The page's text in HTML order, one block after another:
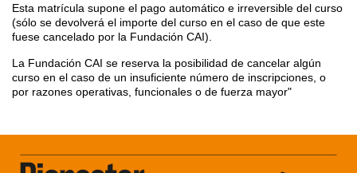
Esta matrícula supone el pago automático e irreversible del curso
(sólo se devolverá el importe del curso en el caso de que este
fuese cancelado por la Fundación CAI).
La Fundación CAI se reserva la posibilidad de cancelar algún
curso en el caso de un insuficiente número de inscripciones, o
por razones operativas, funcionales o de fuerza mayor"